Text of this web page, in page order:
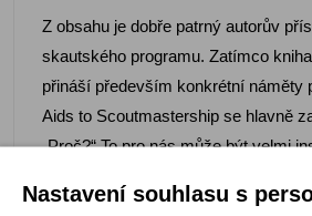
Z obsahu je dobře patrný autorův
skautského programu. Zatímco
přináší především konkrétní náměty
Aids to Scoutmastership se hlavně
„Proč?“ To pro nás může být velmi
se i vy, že mnohé z výchovných
Nastavení souhlasu s